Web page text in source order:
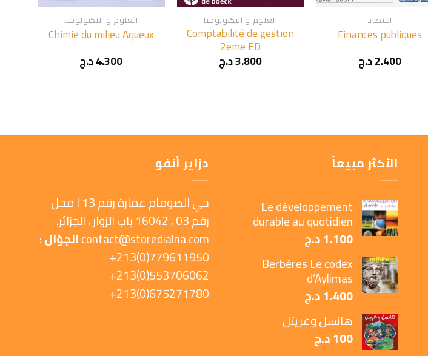
اقتصاد
Finances publiques
2.400د.ج
العلوم و التكنولوجيا
Comptabilité de gestion
2eme ED
3.800د.ج
العلوم و التكنولوجيا
Chimie du milieu Aqueux
4.300د.ج
الأكثر مبيعاً
Le développement
durable au quotidien
1.100د.ج
Berbères Le codex
d’Aylimas
1.400د.ج
هانسل وغريتل
100د.ج
دزاير أنفو
حي الصومام عمارة رقم 13 ا محل
رقم 03 , 16042 باب الزوار , الجزائر.
contact@storedialna.comالجوّال:
779611950(0)213+
553706062(0)213+
675271780(0)213+